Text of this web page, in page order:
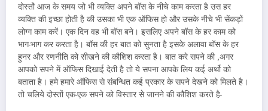
दोस्तों आज के समय जो भी व्यक्ति अपने बॉस के नीचे काम करता है उस हर
व्यक्ति की इच्छा होती है की उसका भी एक ऑफिस हो और उसके नीचे भी सेंकड़ों
लोग्ग काम करें। एक दिन वह भी बॉस बने। इसलिए अपने बॉस के हर काम को
भाग-भाग कर करता है। बॉस की हर बात को सुनता है इसके अलावा बॉस के हर
हुनर और रणनीति को सीखने की कौशिश करता है। बात करे सपने की ,अगर
आपको सपने में ऑफिस दिखाई देती है तो ये सपना आपके लिय कई अर्थो को
बताता है। हमे हमारे ऑफिस से संबन्धित कई प्रकार के सपने देखने को मिलते है।
तो चलिये दोस्तों एक-एक सपने को विस्तार से जानने की कौशिश करते है-